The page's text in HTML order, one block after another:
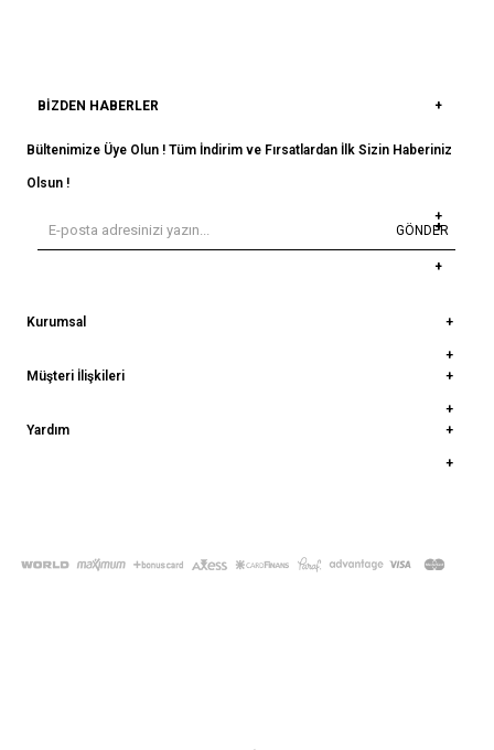
BIZDEN HABERLER
Bültenimize Üye Olun ! Tüm İndirim ve Fırsatlardan İlk Sizin Haberiniz
Olsun !
GÖNDER
Kurumsal
Müşteri İlişkileri
Yardım